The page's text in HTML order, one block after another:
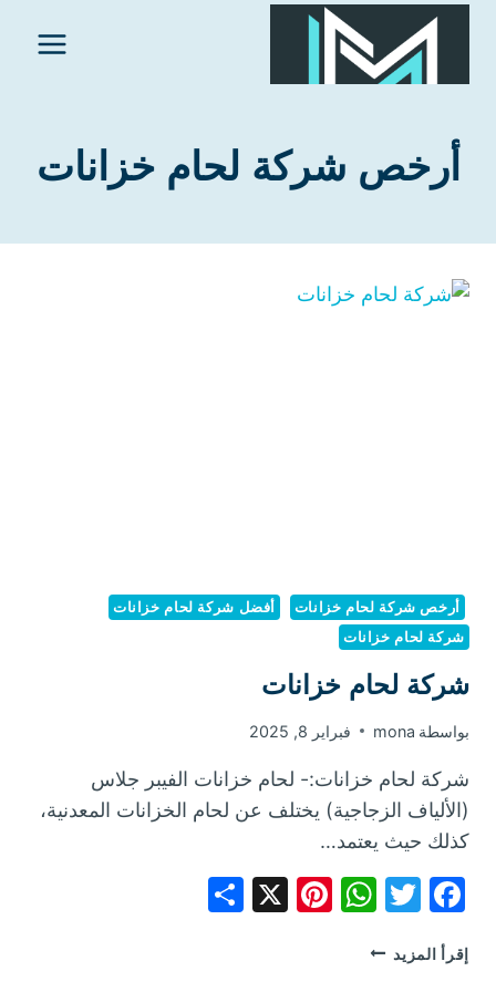
أرخص شركة لحام خزانات
أرخص شركة لحام خزانات
أفضل شركة لحام خزانات
شركة لحام خزانات
شركة لحام خزانات
بواسطة mona فبراير 8, 2025
شركة لحام خزانات:- لحام خزانات الفيبر جلاس
(الألياف الزجاجية) يختلف عن لحام الخزانات المعدنية،
كذلك حيث يعتمد…
Facebook
Twitter
WhatsApp
Pinterest
X
إقرأ المزيد شركة